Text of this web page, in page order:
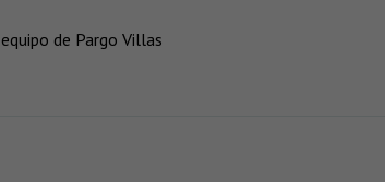
de Pargo Villas